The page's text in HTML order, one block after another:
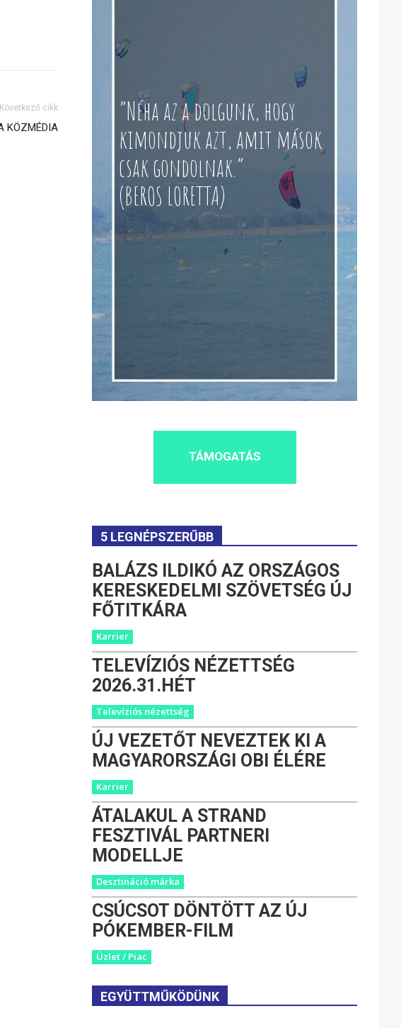
Következő cikk
KÖZMÉDIA
“Néha az a dolgunk, hogy
kimondjuk azt, amit mások
csak gondolnak.”
(BEROS LORETTA)
TÁMOGATÁS
5 LEGNÉPSZERŰBB
BALÁZS ILDIKÓ AZ ORSZÁGOS
KERESKEDELMI SZÖVETSÉG ÚJ
FŐTITKÁRA
Karrier
TELEVÍZIÓS NÉZETTSÉG
2026.31.HÉT
Televíziós nézettség
ÚJ VEZETŐT NEVEZTEK KI A
MAGYARORSZÁGI OBI ÉLÉRE
Karrier
ÁTALAKUL A STRAND
FESZTIVÁL PARTNERI
MODELLJE
Desztináció márka
CSÚCSOT DÖNTÖTT AZ ÚJ
PÓKEMBER-FILM
Üzlet / Piac
EGYÜTTMŰKÖDÜNK